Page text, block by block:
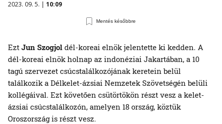
2023. 09. 5. | 10:09
Mentés későbbre
Ezt Jun Szogjol dél-koreai elnök jelentette ki kedden. A
dél-koreai elnök holnap az indonéziai Jakartában, a 10
tagú szervezet csúcstalálkozójának keretein belül
találkozik a Délkelet-ázsiai Nemzetek Szövetségén belüli
kollégáival. Ezt követően csütörtökön részt vesz a kelet-
ázsiai csúcstalálkozón, amelyen 18 ország, köztük
Oroszország is részt vesz.